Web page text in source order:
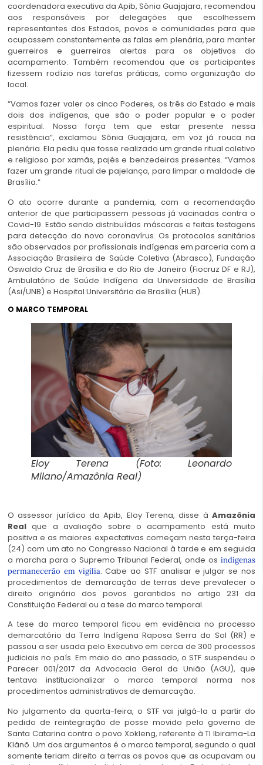
coordenadora executiva da Apib, Sônia Guajajara, recomendou
aos responsáveis por delegações que escolhessem
representantes dos Estados, povos e comunidades para que
ocupassem constantemente as falas em plenária, para manter
guerreiros e guerreiras alertas para os objetivos do
acampamento. Também recomendou que os participantes
fizessem rodízio nas tarefas práticas, como organização do
local.
“Vamos fazer valer os cinco Poderes, os três do Estado e mais
dois dos indígenas, que são o poder popular e o poder
espiritual. Nossa força tem que estar presente nessa
resistência”, exclamou Sônia Guajajara, em voz já rouca na
plenária. Ela pediu que fosse realizado um grande ritual coletivo
e religioso por xamãs, pajés e benzedeiras presentes. “Vamos
fazer um grande ritual de pajelança, para limpar a maldade de
Brasília.”
O ato ocorre durante a pandemia, com a recomendação
anterior de que participassem pessoas já vacinadas contra o
Covid-19. Estão sendo distribuídas máscaras e feitas testagens
para detecção do novo coronavírus. Os protocolos sanitários
são observados por profissionais indígenas em parceria com a
Associação Brasileira de Saúde Coletiva (Abrasco), Fundação
Oswaldo Cruz de Brasília e do Rio de Janeiro (Fiocruz DF e RJ),
Ambulatório de Saúde Indígena da Universidade de Brasília
(Asi/UNB) e Hospital Universitário de Brasília (HUB).
O MARCO TEMPORAL
Eloy Terena (Foto: Leonardo
Milano/Amazônia Real)
O assessor jurídico da Apib, Eloy Terena, disse à Amazônia
Realque a avaliação sobre o acampamento está muito
positiva e as maiores expectativas começam nesta terça-feira
(24) com um ato no Congresso Nacional à tarde e em seguida
a marcha para o Supremo Tribunal Federal, onde os indígenas
permanecerão em vigília. Cabe ao STF analisar e julgar se nos
procedimentos de demarcação de terras deve prevalecer o
direito originário dos povos garantidos no artigo 231 da
Constituição Federal ou a tese do marco temporal.
A tese do marco temporal ficou em evidência no processo
demarcatório da Terra Indígena Raposa Serra do Sol (RR) e
passou a ser usada pelo Executivo em cerca de 300 processos
judiciais no país. Em maio do ano passado, o STF suspendeu o
Parecer 001/2017 da Advocacia Geral da União (AGU), que
tentava institucionalizar o marco temporal norma nos
procedimentos administrativos de demarcação.
No julgamento da quarta-feira, o STF vai julgá-la a partir do
pedido de reintegração de posse movido pelo governo de
Santa Catarina contra o povo Xokleng, referente à TI Ibirama-La
Klãnõ. Um dos argumentos é o marco temporal, segundo o qual
somente teriam direito a terras os povos que as ocupavam ou